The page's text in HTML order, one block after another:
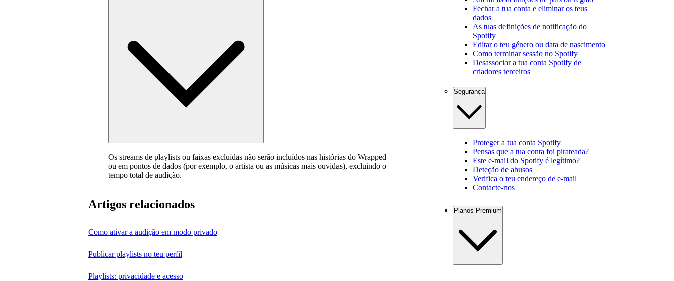
Os streams de playlists ou faixas excluídas não serão incluídos nas histórias do Wrapped
ou em pontos de dados (por exemplo, o artista ou as músicas mais ouvidas), excluindo o
tempo total de audição.
Artigos relacionados
Como ativar a audição em modo privado
Publicar playlists no teu perfil
Playlists: privacidade e acesso
Fechar a tua conta e eliminar os teus
dados
As tuas definições de notificação do
Spotify
Editar o teu género ou data de nascimento
Como terminar sessão no Spotify
Desassociar a tua conta Spotify de
criadores terceiros
Segurança
Proteger a tua conta Spotify
Pensas que a tua conta foi pirateada?
Este e-mail do Spotify é legítimo?
Deteção de abusos
Verifica o teu endereço de e-mail
Contacte-nos
Planos Premium